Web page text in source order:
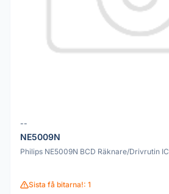
--
NE5009N
Philips NE5009N BCD Räknare/Drivrutin IC
Sista få bitarna!: 1